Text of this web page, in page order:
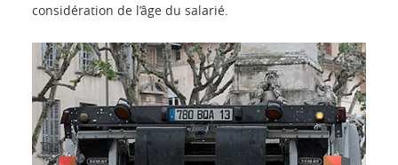
considération de l’âge du salarié.